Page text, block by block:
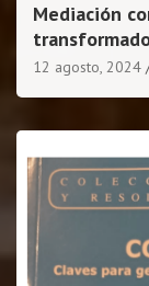
Mediación
12 agosto, 2024